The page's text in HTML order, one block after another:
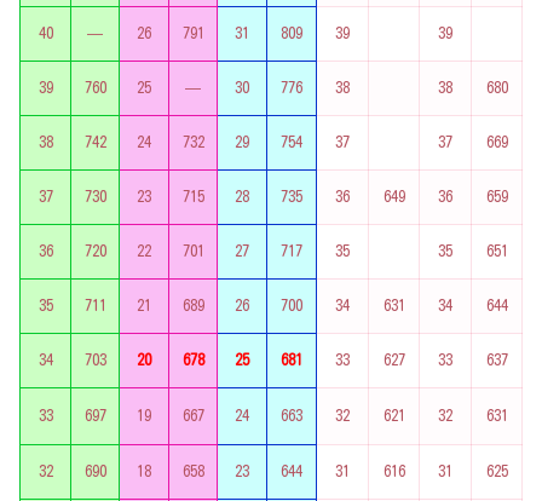
40 — 26 791 31 809 39 39
39 760 25 — 30 776 38 38 680
38 742 24 732 29 754 37 37 669
37 730 23 715 28 735 36 649 36 659
36 720 22 701 27 717 35 35 651
35 711 21 689 26 700 34 631 34 644
34 703 20 678 25 681 33 627 33 637
33 697 19 667 24 663 32 621 32 631
32 690 18 658 23 644 31 616 31 625